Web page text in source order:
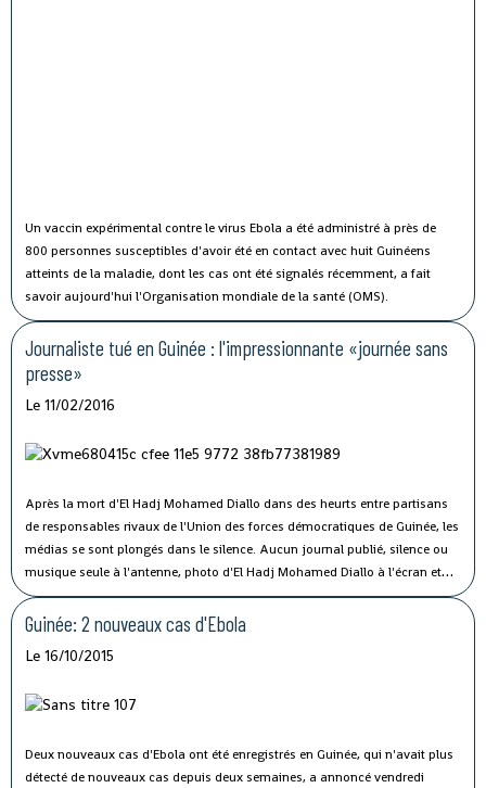
Un vaccin expérimental contre le virus Ebola a été administré à près de
800 personnes susceptibles d'avoir été en contact avec huit Guinéens
atteints de la maladie, dont les cas ont été signalés récemment, a fait
savoir aujourd'hui l'Organisation mondiale de la santé (OMS).
Journaliste tué en Guinée : l'impressionnante «journée sans
presse»
Le 11/02/2016
Après la mort d'El Hadj Mohamed Diallo dans des heurts entre partisans
de responsables rivaux de l'Union des forces démocratiques de Guinée, les
médias se sont plongés dans le silence. Aucun journal publié, silence ou
musique seule à l'antenne, photo d'El Hadj Mohamed Diallo à l'écran et
sur les pages d'accueil de sites d'information: mardi en Guinée, les médias
ont respecté le mot d'ordre de «journée sans presse» en mémoire de ce
Guinée: 2 nouveaux cas d'Ebola
Le 16/10/2015
Deux nouveaux cas d'Ebola ont été enregistrés en Guinée, qui n'avait plus
détecté de nouveaux cas depuis deux semaines, a annoncé vendredi